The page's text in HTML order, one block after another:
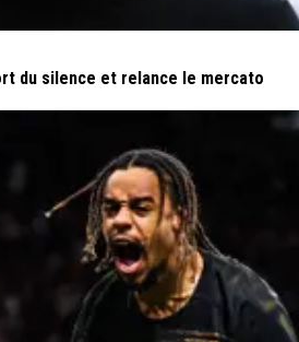
du silence et relance le mercato